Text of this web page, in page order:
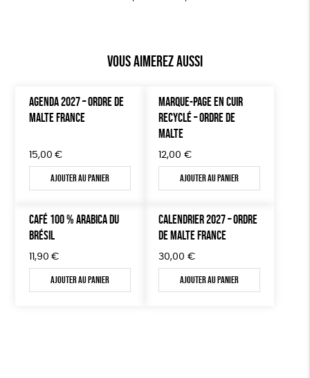
Vous aimerez aussi
AGENDA 2027 – ORDRE DE
MALTE FRANCE
15,00 €
Ajouter au panier
MARQUE-PAGE EN CUIR
RECYCLÉ – ORDRE DE
MALTE
12,00 €
Ajouter au panier
CAFÉ 100 % ARABICA DU
BRÉSIL
11,90 €
Ajouter au panier
CALENDRIER 2027 – ORDRE
DE MALTE FRANCE
30,00 €
Ajouter au panier